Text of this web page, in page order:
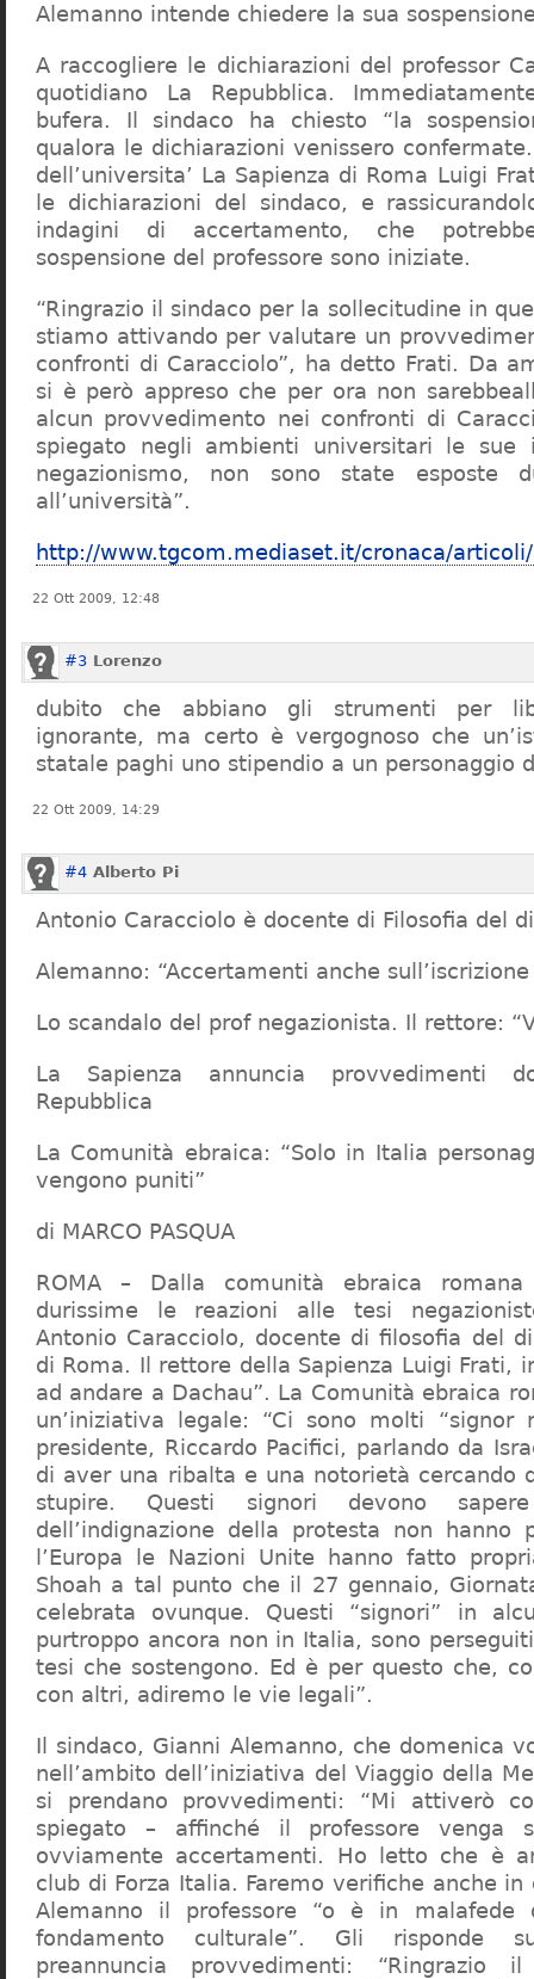
Alemanno intende chiedere la sua
A raccogliere le dichiarazioni del professor
quotidiano La Repubblica.
bufera. Il sindaco ha chiesto “la
qualora le dichiarazioni venissero
dell’universita’ La Sapienza di Roma Luigi
le dichiarazioni del sindaco, e
indagini di accertamento, che
sospensione del professore sono iniziate.
“Ringrazio il sindaco per la sollecitudine in
stiamo attivando per valutare un
confronti di Caracciolo”, ha detto Frati. Da
si è però appreso che per ora non
alcun provvedimento nei confronti di
spiegato negli ambienti universitari le sue
negazionismo, non sono state esposte
all’università”.
http://www.tgcom.mediaset.it/cronaca/
22 Ott 2009, 12:48
#3 Lorenzo
dubito che abbiano gli strumenti per
ignorante, ma certo è vergognoso che
statale paghi uno stipendio a un personaggio
22 Ott 2009, 14:29
#4 Alberto Pi
Antonio Caracciolo è docente di Filosofia del
Alemanno: “Accertamenti anche
Lo scandalo del prof negazionista. Il rettore:
La Sapienza annuncia provvedimenti
Repubblica
La Comunità ebraica: “Solo in Italia
vengono puniti”
di MARCO PASQUA
ROMA – Dalla comunità ebraica
durissime le reazioni alle tesi
Antonio Caracciolo, docente di filosofia del
di Roma. Il rettore della Sapienza Luigi Frati,
ad andare a Dachau”. La Comunità ebraica
un’iniziativa legale: “Ci sono molti “signor
presidente, Riccardo Pacifici, parlando da
di aver una ribalta e una notorietà cercando
stupire. Questi signori devono
dell’indignazione della protesta non hanno
l’Europa le Nazioni Unite hanno fatto
Shoah a tal punto che il 27 gennaio,
celebrata ovunque. Questi “signori” in
purtroppo ancora non in Italia, sono
tesi che sostengono. Ed è per questo che,
con altri, adiremo le vie legali”.
Il sindaco, Gianni Alemanno, che domenica
nell’ambito dell’iniziativa del Viaggio della
si prendano provvedimenti: “Mi attiverò
spiegato – affinché il professore venga
ovviamente accertamenti. Ho letto che è
club di Forza Italia. Faremo verifiche anche in
Alemanno il professore “o è in malafede
fondamento culturale”. Gli risponde
preannuncia provvedimenti: